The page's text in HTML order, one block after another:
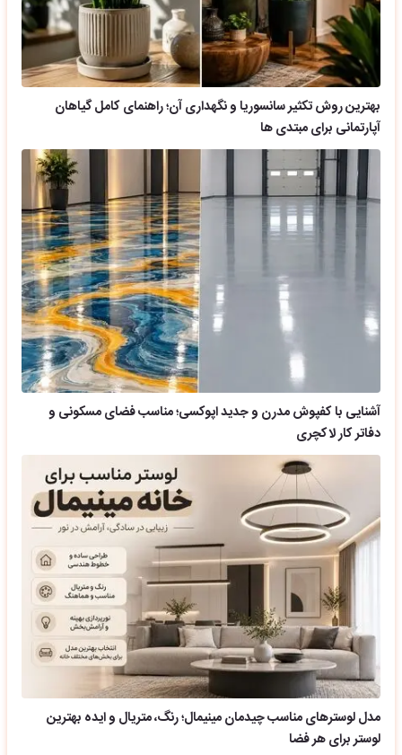
بهترین روش تکثیر سانسوریا و نگهداری آن؛ راهنمای کامل گیاهان
آپارتمانی برای مبتدی ها
آشنایی با کفپوش مدرن و جدید اپوکسی؛ مناسب فضای مسکونی و
دفاتر کار لاکچری
مدل لوسترهای مناسب چیدمان مینیمال؛ رنگ، متریال و ایده بهترین
لوستر برای هر فضا